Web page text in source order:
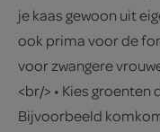
je kaas gewoon uit
ook prima voor de
voor zwangere
<br/> • Kies
Bijvoorbeeld